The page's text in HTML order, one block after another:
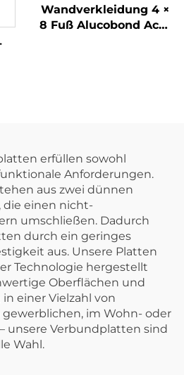
Wandverkleidung 4 ×
8 Fuß Alucobond Acm
erfüllen sowohl
Anforderungen.
aus zwei dünnen
einen nicht-
umschließen. Dadurch
durch ein geringes
aus. Unsere Platten
Technologie hergestellt
Oberflächen und
einer Vielzahl von
im Wohn- oder
unsere Verbundplatten sind
Wahl.